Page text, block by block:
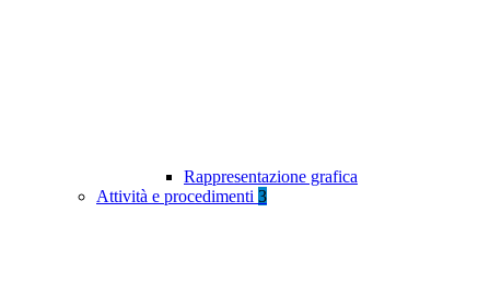
Rappresentazione grafica
Attività e procedimenti 3